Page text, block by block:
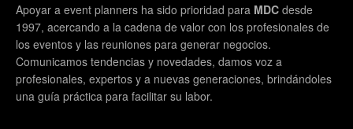
Apoyar a event planners ha sido prioridad para MDC desde
1997, acercando a la cadena de valor con los profesionales de
los eventos y las reuniones para generar negocios.
Comunicamos tendencias y novedades, damos voz a
profesionales, expertos y a nuevas generaciones, brindándoles
una guía práctica para facilitar su labor.